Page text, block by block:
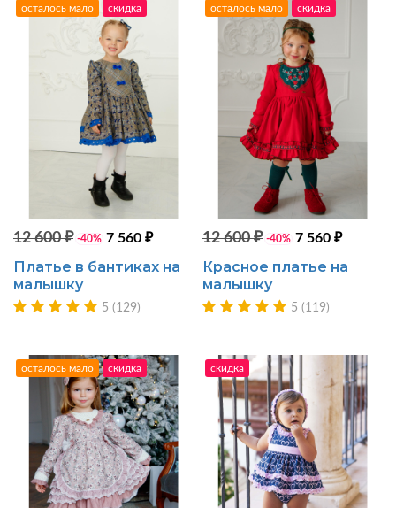
осталось мало скидка
12 600 ₽ -40% 7 560 ₽
Платье в бантиках на
малышку
5 (129)
осталось мало скидка
12 600 ₽ -40% 7 560 ₽
Красное платье на
малышку
5 (119)
осталось мало скидка скидка